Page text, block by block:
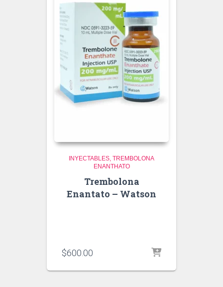
INYECTABLES TREMBOLONA
ENANTHATO
Trembolona
Enantato – Watson
$600.00